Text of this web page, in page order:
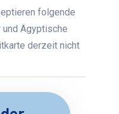
folgende
und Ägyptische
derzeit nicht